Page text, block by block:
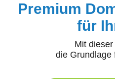
Premium
für
Mit
die